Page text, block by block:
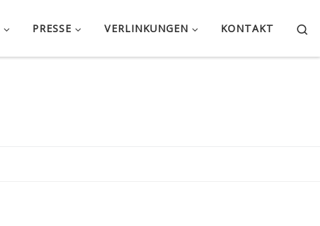
PRESSE VERLINKUNGEN KONTAKT